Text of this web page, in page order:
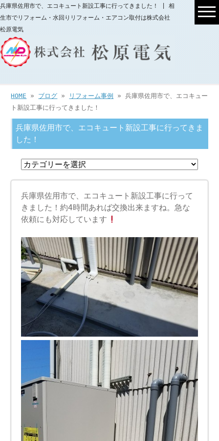
兵庫県佐用市で、エコキュート新設工事に行ってきました！ | 相
生市でリフォーム・水回りリフォーム・エアコン取付は株式会社
松原電気
HOME » ブログ » リフォーム事例
» 兵庫県佐用市で、エコキュー
ト新設工事に行ってきました！
兵庫県佐用市で、エコキュート新設工事に行ってきま
した！
兵庫県佐用市で、エコキュート新設工事に行って
きました！約4時間あれば交換出来ますね。急な
依頼にも対応しています